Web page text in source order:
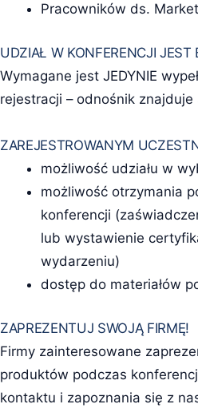
Pracowników ds.
UDZIAŁ W KONFERENCJI JEST
Wymagane jest JEDYNIE
rejestracji – odnośnik
ZAREJESTROWANYM
możliwość udziału w
możliwość otrzymania
konferencji
lub wystawienie
wydarzeniu)
dostęp do materiałów
ZAPREZENTUJ SWOJĄ FIRMĘ!
Firmy zainteresowane
produktów podczas
kontaktu i zapoznania się z